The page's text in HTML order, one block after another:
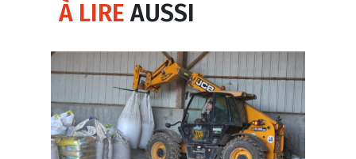
À LIREAUSSI